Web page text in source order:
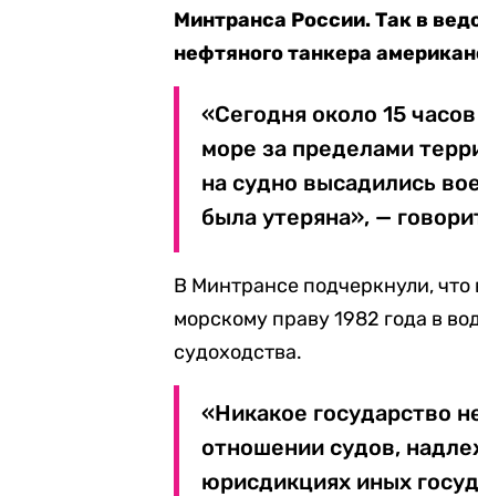
Минтранса России. Так в
нефтяного танкера
«Сегодня около 15
море за пределами
на судно высадились
была утеряна», —
В Минтрансе подчеркнули,
морскому праву 1982 года в
судоходства.
«Никакое государство
отношении судов,
юрисдикциях иных